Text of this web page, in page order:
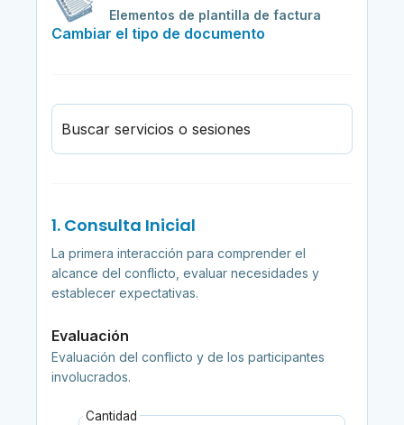
Elementos de plantilla de factura
Cambiar el tipo de documento
Buscar servicios o sesiones
1. Consulta Inicial
La primera interacción para comprender el
alcance del conflicto, evaluar necesidades y
establecer expectativas.
Evaluación
Evaluación del conflicto y de los participantes
involucrados.
Cantidad